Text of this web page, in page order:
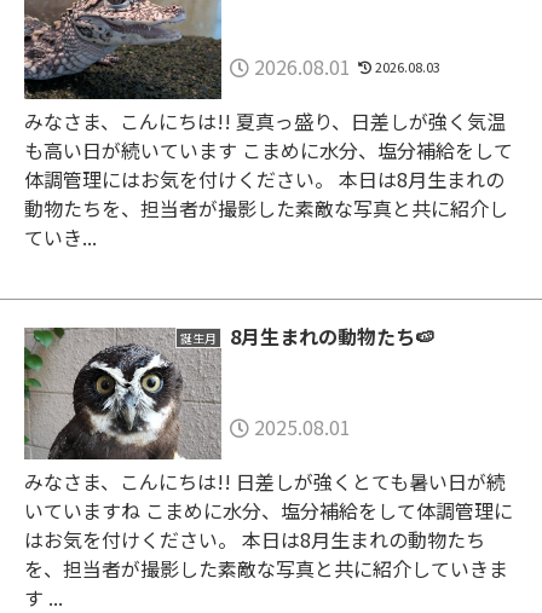
2026.08.01 2026.08.03
みなさま、こんにちは!! 夏真っ盛り、日差しが強く気温
も高い日が続いています こまめに水分、塩分補給をして
体調管理にはお気を付けください。 本日は8月生まれの
動物たちを、担当者が撮影した素敵な写真と共に紹介し
ていき...
誕生月 8月生まれの動物たち🍉
2025.08.01
みなさま、こんにちは!! 日差しが強くとても暑い日が続
いていますね こまめに水分、塩分補給をして体調管理に
はお気を付けください。 本日は8月生まれの動物たち
を、担当者が撮影した素敵な写真と共に紹介していきま
す ...